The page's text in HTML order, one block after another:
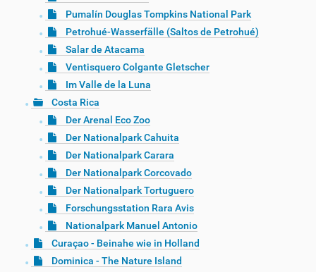
Pumalín Douglas Tompkins National Park
Petrohué-Wasserfälle (Saltos de Petrohué)
Salar de Atacama
Ventisquero Colgante Gletscher
Im Valle de la Luna
Costa Rica
Der Arenal Eco Zoo
Der Nationalpark Cahuita
Der Nationalpark Carara
Der Nationalpark Corcovado
Der Nationalpark Tortuguero
Forschungsstation Rara Avis
Nationalpark Manuel Antonio
Curaçao - Beinahe wie in Holland
Dominica - The Nature Island